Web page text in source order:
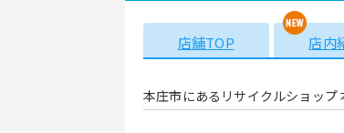
店舗TOP 店内
本庄市にあるリサイクルショップ